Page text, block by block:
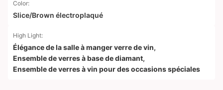
Color:
Slice/Brown électroplaqué
High Light:
Élégance de la salle à manger verre de vin,
Ensemble de verres à base de diamant,
Ensemble de verres à vin pour des occasions spéciales